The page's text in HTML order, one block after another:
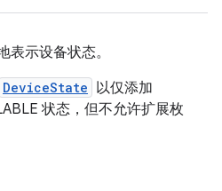
表示设备状态。
DeviceState 以仅添加
状态，但不允许扩展枚